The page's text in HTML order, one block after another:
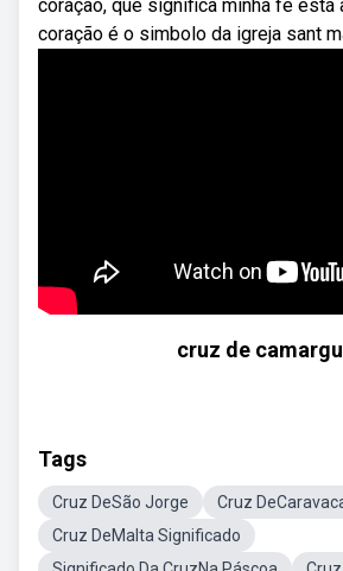
coração, que significa minha fé está
coração é o simbolo da igreja sant
cruz de
Tags
Cruz DeSão Jorge
Cruz
Cruz DeMalta Significado